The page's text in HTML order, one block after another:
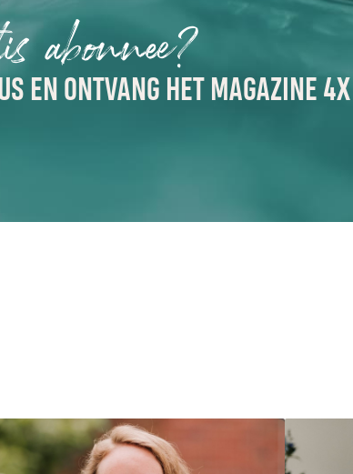
abonnee?
EN ONTVANG HET MAGAZINE